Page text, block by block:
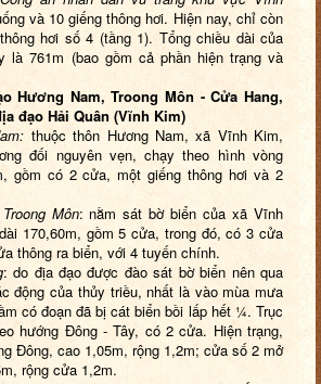
và 10 giếng thông hơi. Hiện nay, chỉ còn
hơi số 4 (tầng 1). Tổng chiều dài của
là 761m (bao gồm cả phần hiện trạng và
Hương Nam, Troong Môn - Cửa Hang,
đạo Hải Quân (Vĩnh Kim)
thuộc thôn Hương Nam, xã Vĩnh Kim,
đối nguyên vẹn, chạy theo hình vòng
gồm có 2 cửa, một giếng thông hơi và 2
Môn: nằm sát bờ biển của xã Vĩnh
170,60m, gồm 5 cửa, trong đó, có 3 cửa
thông ra biển, với 4 tuyến chính.
: do địa đạo được đào sát bờ biển nên qua
động của thủy triều, nhất là vào mùa mưa
có đoạn đã bị cát biển bồi lấp hết ¼. Trục
hướng Đông - Tây, có 2 cửa. Hiện trạng,
Đông, cao 1,05m, rộng 1,2m; cửa số 2 mở
rộng cửa 1,2m.